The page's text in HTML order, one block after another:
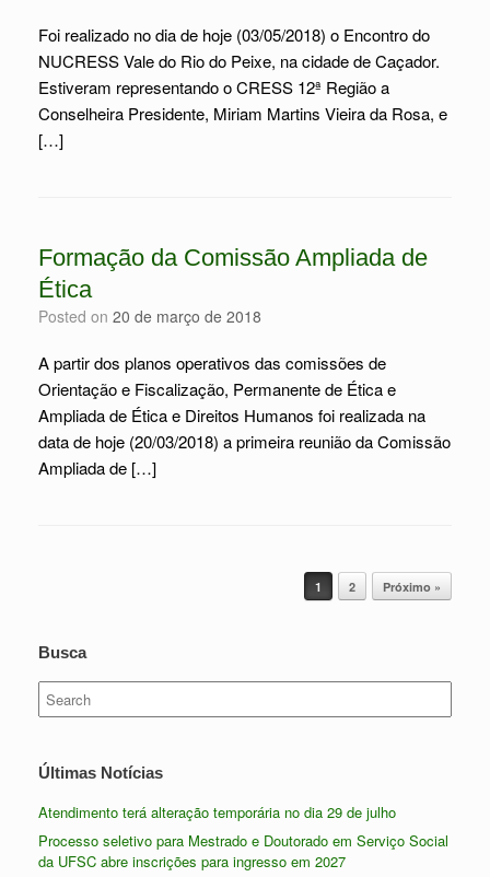
Foi realizado no dia de hoje (03/05/2018) o Encontro do
NUCRESS Vale do Rio do Peixe, na cidade de Caçador.
Estiveram representando o CRESS 12ª Região a
Conselheira Presidente, Miriam Martins Vieira da Rosa, e
[…]
Formação da Comissão Ampliada de
Ética
Posted on 20 de março de 2018
A partir dos planos operativos das comissões de
Orientação e Fiscalização, Permanente de Ética e
Ampliada de Ética e Direitos Humanos foi realizada na
data de hoje (20/03/2018) a primeira reunião da Comissão
Ampliada de […]
1 2 Próximo »
Busca
Search
for:
Últimas Notícias
Atendimento terá alteração temporária no dia 29 de julho
Processo seletivo para Mestrado e Doutorado em Serviço Social
da UFSC abre inscrições para ingresso em 2027